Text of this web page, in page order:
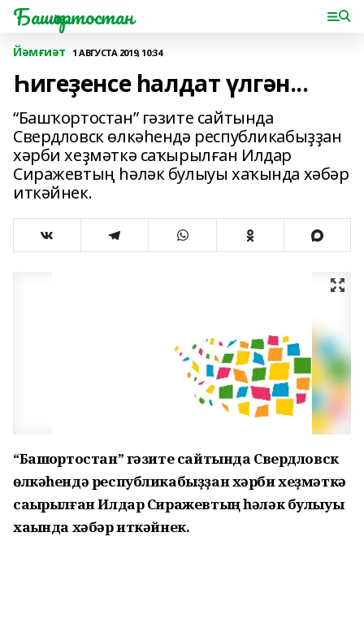
Башҡортостан
Йәмғиәт 1 АВГУСТА 2019, 10:34
Һигеҙенсе һалдат үлгән...
“Башҡортостан” гәзите сайтында
Свердловск өлкәһендә республикабыҙҙан
хәрби хеҙмәткә саҡырылған Илдар
Сиражевтың һәләк булыуы хаҡында хәбәр
иткәйнек.
“Башҡортостан” гәзите сайтында Свердловск
өлкәһендә республикабыҙҙан хәрби хеҙмәткә
саҡырылған Илдар Сиражевтың һәләк булыуы
хаҡында хәбәр иткәйнек.